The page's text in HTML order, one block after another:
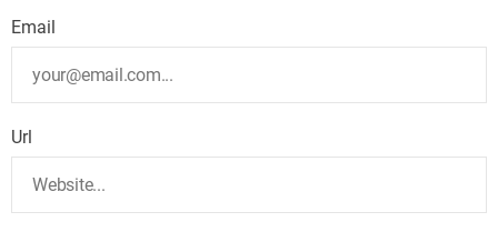
Email
Url